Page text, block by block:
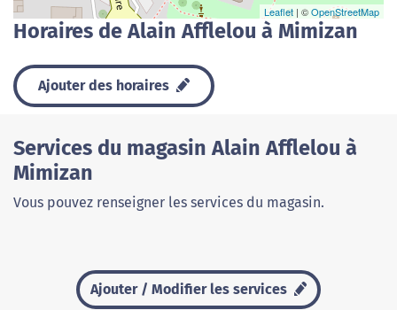
Leaflet | ©OpenStreetMap
Horaires de Alain Afflelou à Mimizan
Ajouter des horaires
Services du magasin Alain Afflelou à
Mimizan
Vous pouvez renseigner les services du magasin.
Ajouter / Modifier les services